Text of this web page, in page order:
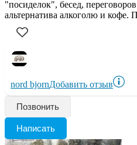
"посиделок", бесед,
альтернатива алкоголю и кофе.
nord bjornДобавить отзыв
Позвонить
Написать